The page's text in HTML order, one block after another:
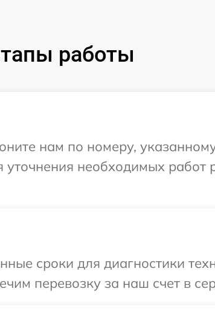
работы
нам по номеру,
необходимых работ
сроки для диагностики
перевозку за наш счет в